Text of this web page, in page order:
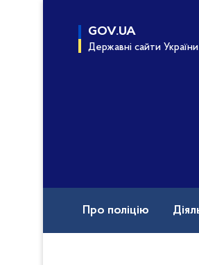
GOV.UA
Державні сайти України
Про поліцію